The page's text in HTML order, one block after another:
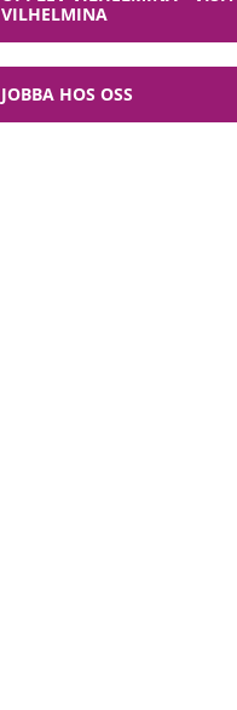
VILHELMINA
JOBBA HOS OSS